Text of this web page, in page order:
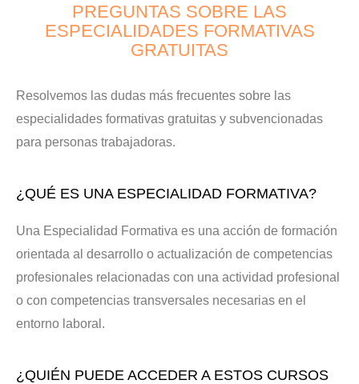
PREGUNTAS SOBRE LAS
ESPECIALIDADES FORMATIVAS
GRATUITAS
Resolvemos las dudas más frecuentes sobre las
especialidades formativas gratuitas y subvencionadas
para personas trabajadoras.
¿QUÉ ES UNA ESPECIALIDAD FORMATIVA?
Una Especialidad Formativa es una acción de formación
orientada al desarrollo o actualización de competencias
profesionales relacionadas con una actividad profesional
o con competencias transversales necesarias en el
entorno laboral.
¿QUIÉN PUEDE ACCEDER A ESTOS CURSOS